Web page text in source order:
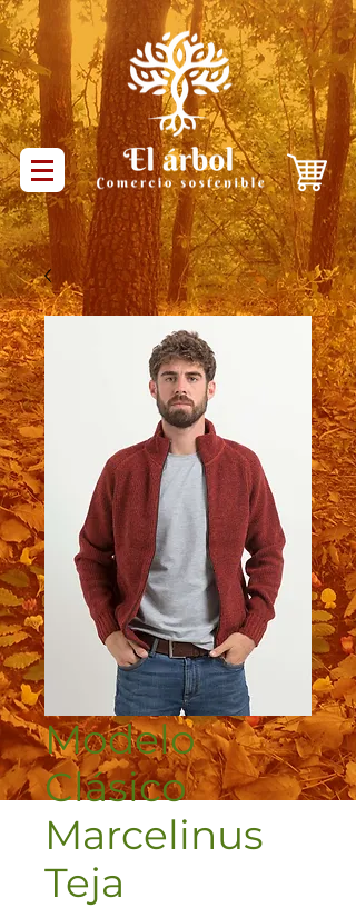
Modelo
Clásico
Marcelinus
Teja